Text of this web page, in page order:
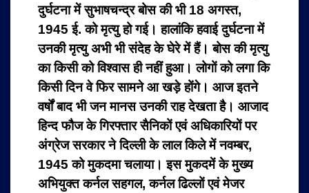
दुर्घटना में सुभाषचन्द्र बोस की भी 18 अगस्त,
1945 ई. को मृत्यु हो गई। हालांकि हवाई दुर्घटना में
उनकी मृत्यु अभी भी संदेह के घेरे में हैं। बोस की मृत्यु
का किसी को विश्वास ही नहीं हुआ। लोगों को लगा कि
किसी दिन वे फिर सामने आ खड़े होंगे। आज इतने
वर्षों बाद भी जन मानस उनकी राह देखता है। आजाद
हिन्द फौज के गिरफ्तार सैनिकों एवं अधिकारियों पर
अंग्रेज सरकार ने दिल्ली के लाल किले में नवम्बर,
1945 को मुकदमा चलाया। इस मुकदमें के मुख्य
अभियुक्त कर्नल सहगल, कर्नल ढिल्लों एवं मेजर